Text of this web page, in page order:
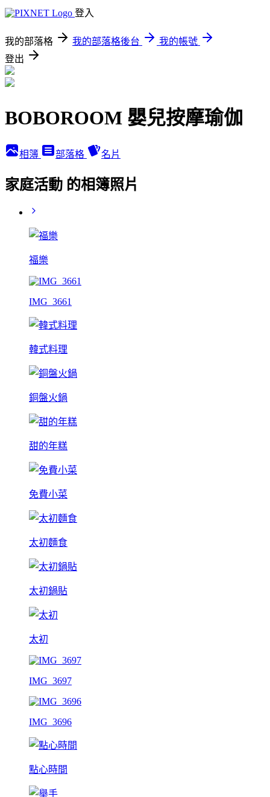
登入
我的部落格 我的部落格後台
我的帳號
登出
BOBOROOM 嬰兒按摩瑜伽
相簿 部落格 名片
家庭活動 的相簿照片
福樂
IMG_3661
韓式料理
銅盤火鍋
甜的年糕
免費小菜
太初麵食
太初鍋貼
太初
IMG_3697
IMG_3696
點心時間